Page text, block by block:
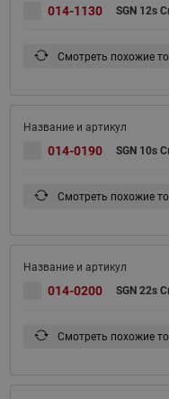
014-1130 SGN 12s
Смотреть похожие
014-0190 SGN 10s
Смотреть похожие
014-0200 SGN 22s
Смотреть похожие